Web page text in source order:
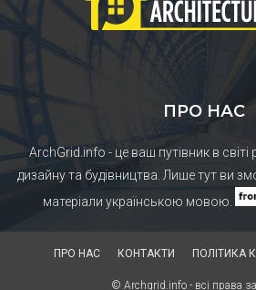
ПРО НАС
ArchGrid.info - це ваш путівник в світі
дизайну та будівництва. Лише тут ви
матеріали українською мовою.
ПРО НАС КОНТАКТИ ПОЛІТИКА
© Archgrid.info - всі права